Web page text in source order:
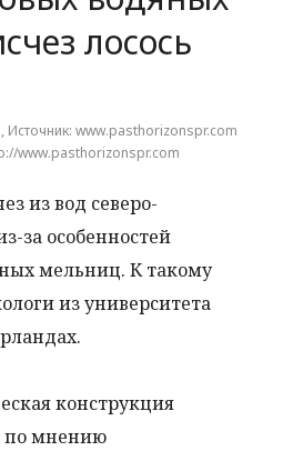
лосось
Источник: www.pasthorizonspr.com
www.pasthorizonspr.com
из вод северо-
за особенностей
мельниц. К такому
из университета
конструкция
по мнению